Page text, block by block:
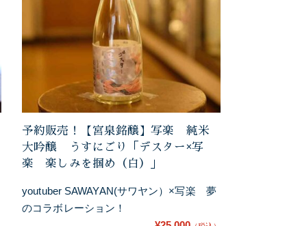
予約販売！【宮泉銘醸】写楽 純米
大吟醸 うすにごり「デスター×写
楽 楽しみを掴め（白）」
youtuber SAWAYAN(サワヤン）×写楽 夢
のコラボレーション！